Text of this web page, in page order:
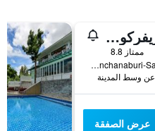
رويال ريفركواي ريزورت آند سبا
ممتاز 8.8
88 Moo 2, Kanchanaburi-Saiyok Rd., كانشانابوري, تايلاند
عرض الصفقة